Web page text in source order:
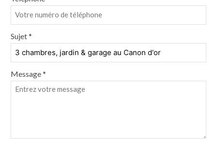
Sujet *
Message *